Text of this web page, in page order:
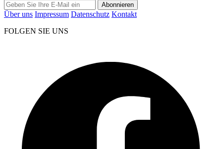
Abonnieren
Über uns Impressum Datenschutz Kontakt
FOLGEN SIE UNS